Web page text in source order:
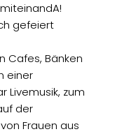
gefeiert
Cafes, Bänken
einer
Livemusik, zum
der
Frauen aus